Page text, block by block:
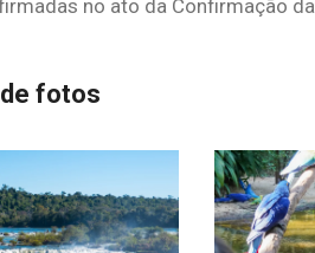
no ato da Confirmação da
fotos